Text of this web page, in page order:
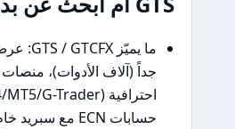
ما يميّز GTS / GTCFX: عرض أصول واسع
(آلاف الأدوات)، منصات قياسية وشبه
احترافية (MT4/MT5/G-Trader)، ووجود
حسابات ECN مع سبريد خام وميزات مهنية